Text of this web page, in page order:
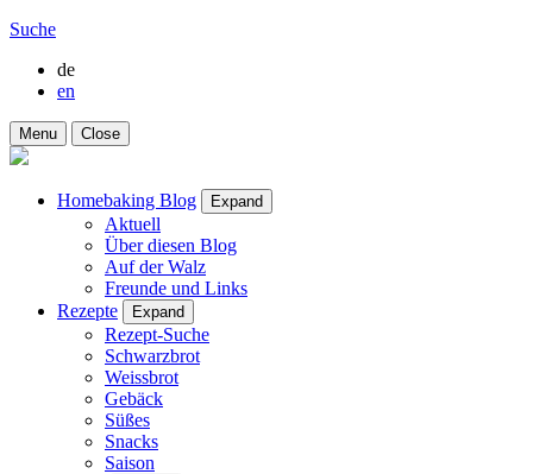
Suche
de
en
Menu Close
Homebaking Blog Expand
Aktuell
Über diesen Blog
Auf der Walz
Freunde und Links
Rezepte
Expand
Rezept-Suche
Schwarzbrot
Weissbrot
Gebäck
Süßes
Snacks
Saison